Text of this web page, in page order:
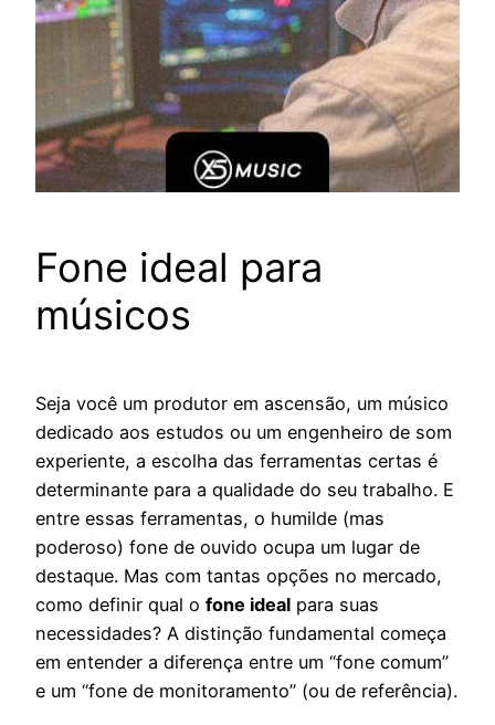
Fone ideal para
músicos
Seja você um produtor em ascensão, um músico
dedicado aos estudos ou um engenheiro de som
experiente, a escolha das ferramentas certas é
determinante para a qualidade do seu trabalho. E
entre essas ferramentas, o humilde (mas
poderoso) fone de ouvido ocupa um lugar de
destaque. Mas com tantas opções no mercado,
como definir qual o fone ideal para suas
necessidades? A distinção fundamental começa
em entender a diferença entre um “fone comum”
e um “fone de monitoramento” (ou de referência).